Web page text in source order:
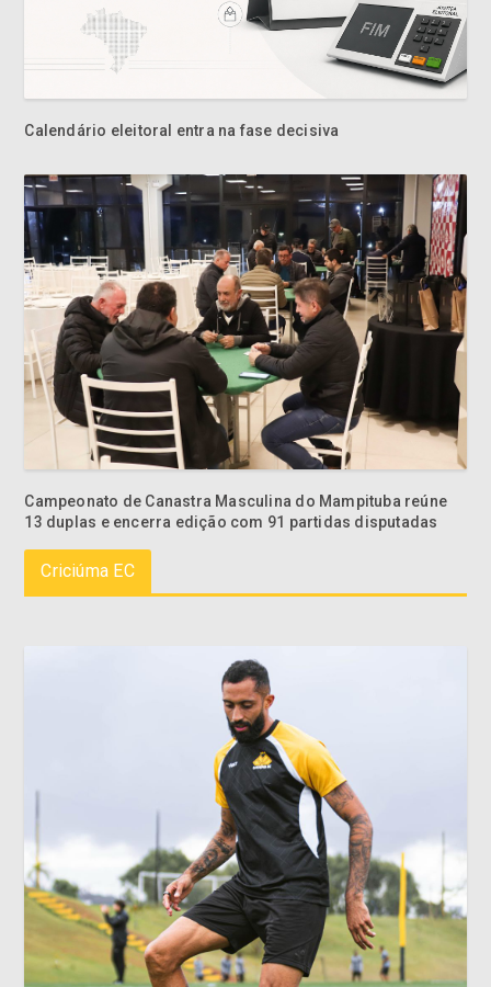
Calendário eleitoral entra na fase decisiva
Campeonato de Canastra Masculina do Mampituba reúne
13 duplas e encerra edição com 91 partidas disputadas
Criciúma EC